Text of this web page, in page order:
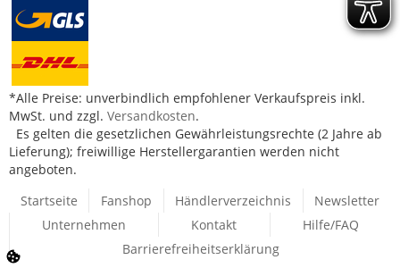
*Alle Preise: unverbindlich empfohlener Verkaufspreis inkl.
MwSt. und zzgl. Versandkosten.
Es gelten die gesetzlichen Gewährleistungsrechte (2 Jahre ab
Lieferung); freiwillige Herstellergarantien werden nicht
angeboten.
Startseite
Fanshop Händlerverzeichnis
Newsletter
Unternehmen
Kontakt
Hilfe/FAQ
Barrierefreiheitserklärung